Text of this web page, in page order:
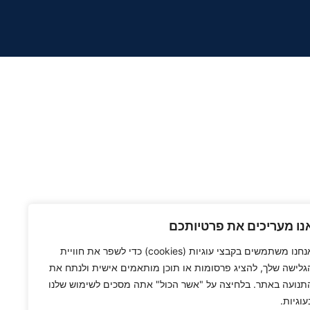
מעריכים את פרטיותכם
אנחנו משתמשים בקבצי עוגיות (cookies) כדי לשפר את חוויית
שלך, להציג פרסומות או תוכן מותאמים אישית ולנתח את
באתר. בלחיצה על "אשר הכול" אתה מסכים לשימוש שלנו